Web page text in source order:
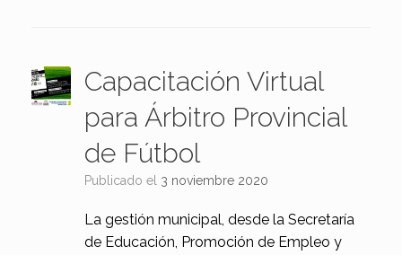
Capacitación Virtual
para Árbitro Provincial
de Fútbol
Publicado el 3 noviembre 2020
La gestión municipal, desde la Secretaría
de Educación, Promoción de Empleo y